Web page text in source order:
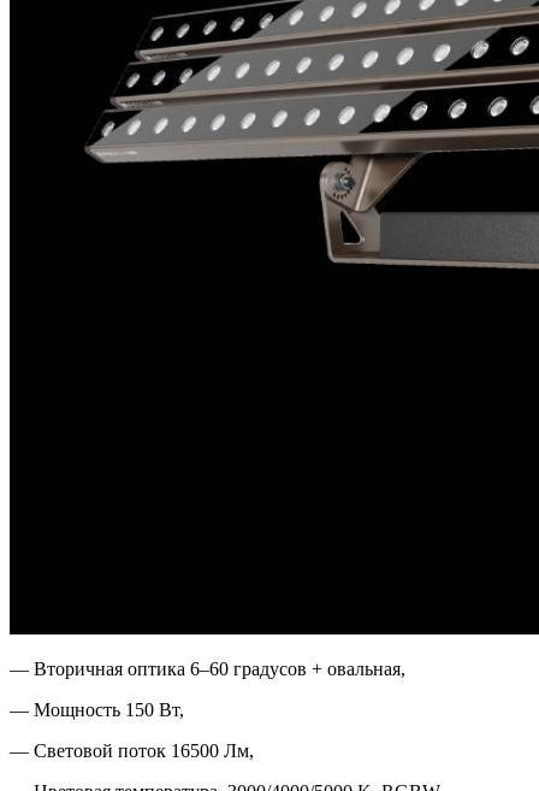
— Вторичная оптика 6–60 градусов + овальная,
— Мощность 150 Вт,
— Световой поток 16500 Лм,